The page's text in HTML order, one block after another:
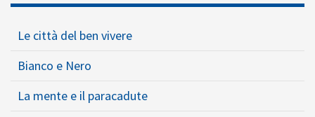
Le città del ben vivere
Bianco e Nero
La mente e il paracadute